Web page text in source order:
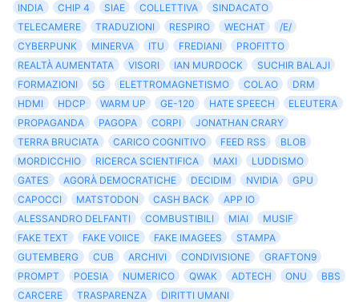
INDIA
CHIP 4 SIAE COLLETTIVA
SINDACATO
TELECAMERE
TRADUZIONI RESPIRO WECHAT
/E/
CYBERPUNK
MINERVA ITU FREDIANI
PROFITTO
REALTÀ AUMENTATA
VISORI IAN MURDOCK
SUCHIR BALAJI
FORMAZIONI
5G ELETTROMAGNETISMO COLAO
DRM
HDMI
HDCP WARM UP GE-120 HATE SPEECH
ELEUTERA
PROPAGANDA
PAGOPA CORPI
JONATHAN CRARY
TERRA BRUCIATA
CARICO COGNITIVO FEED RSS
BLOB
MORDICCHIO
RICERCA SCIENTIFICA MAXI
LUDDISMO
GATES
AGORÀ DEMOCRATICHE DECIDIM NVIDIA
GPU
CAPOCCI
MATSTODON CASH BACK
APP IO
ALESSANDRO DELFANTI
COMBUSTIBILI MIAI
MUSIF
FAKE TEXT
FAKE VOIICE FAKE IMAGEES
STAMPA
GUTEMBERG
CUB ARCHIVI CONDIVISIONE
GRAFTON9
PROMPT
POESIA NUMERICO QWAK ADTECH ONU
BBS
CARCERE
TRASPARENZA
DIRITTI UMANI